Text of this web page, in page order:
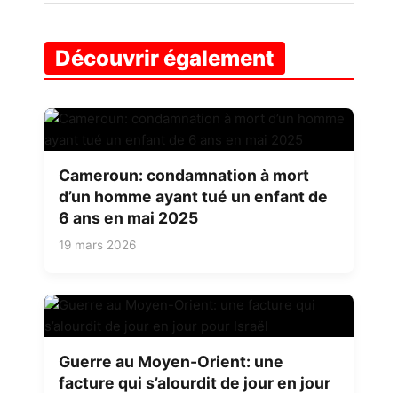
Découvrir également
Cameroun: condamnation à mort
d’un homme ayant tué un enfant de
6 ans en mai 2025
19 mars 2026
Guerre au Moyen-Orient: une
facture qui s’alourdit de jour en jour